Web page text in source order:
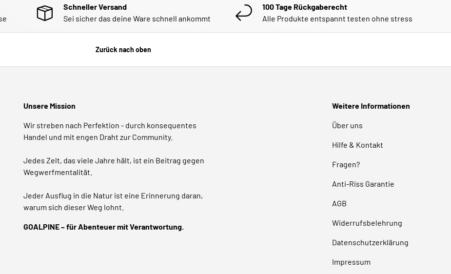
Schneller Versand
Sei sicher das deine Ware schnell ankommt
100 Tage Rückgaberecht
Alle Produkte entspannt testen ohne stress
Zurück nach oben
Unsere Mission
Wir streben nach Perfektion - durch konsequentes
Handel und mit engen Draht zur Community.
Jedes Zelt, das viele Jahre hält, ist ein Beitrag gegen
Wegwerfmentalität.
Jeder Ausflug in die Natur ist eine Erinnerung daran,
warum sich dieser Weg lohnt.
GOALPINE – für Abenteuer mit Verantwortung.
Weitere Informationen
Über uns
Hilfe & Kontakt
Fragen?
Anti-Riss Garantie
AGB
Widerrufsbelehrung
Datenschutzerklärung
Impressum